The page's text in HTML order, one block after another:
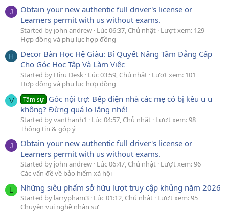
J
Obtain your new authentic full driver's license or
Learners permit with us without exams.
Started by john andrew Lúc 06:37, Chủ nhật Lượt xem: 129
Hợp đồng và phụ lục hợp đồng
H
Decor Bàn Học Hệ Giàu: Bí Quyết Nâng Tầm Đẳng Cấp
Cho Góc Học Tập Và Làm Việc
Started by Hiru Desk Lúc 03:59, Chủ nhật Lượt xem: 101
Hợp đồng và phụ lục hợp đồng
V Tâm sự Góc nội trợ: Bếp điện nhà các mẹ có bị kêu u u
không? Đừng quá lo lắng nhé!
Started by vanthanh1 Lúc 04:57, Chủ nhật Lượt xem: 98
Thông tin & góp ý
J
Obtain your new authentic full driver's license or
Learners permit with us without exams.
Started by john andrew Lúc 06:47, Chủ nhật Lượt xem: 96
Các vấn đề về bảo hiểm xã hội
L Những siêu phẩm sở hữu lượt truy cập khủng năm 2026
Started by larrypham3 Lúc 01:12, Chủ nhật Lượt xem: 95
Chuyện vui nghề nhân sự